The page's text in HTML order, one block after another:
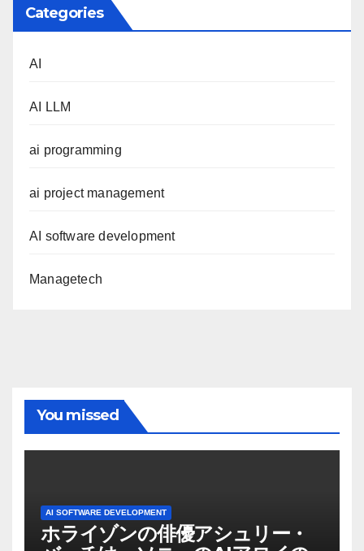
Categories
AI
AI LLM
ai programming
ai project management
AI software development
Managetech
You missed
AI SOFTWARE DEVELOPMENT
ホライゾンの俳優アシュリー・